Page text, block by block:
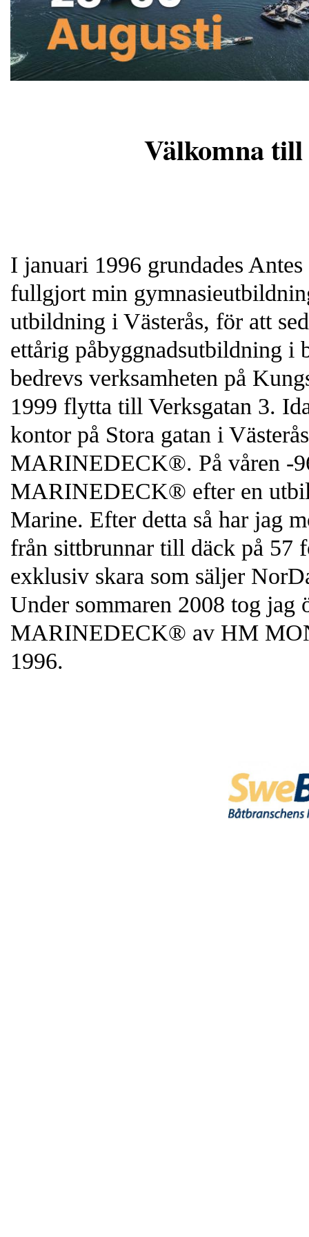
Välkomna till
I januari 1996 grundades
fullgjort min
utbildning i Västerås, för att
ettårig påbyggnadsutbildning i
bedrevs verksamheten på
1999 flytta till Verksgatan 3.
kontor på Stora gatan i
MARINEDECK®. På våren -
MARINEDECK® efter en
Marine. Efter detta så har jag
från sittbrunnar till däck på 57
exklusiv skara som säljer
Under sommaren 2008 tog jag
MARINEDECK® av HM
1996.